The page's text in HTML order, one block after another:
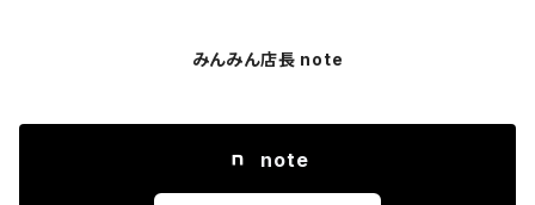
みんみん店長 note
note